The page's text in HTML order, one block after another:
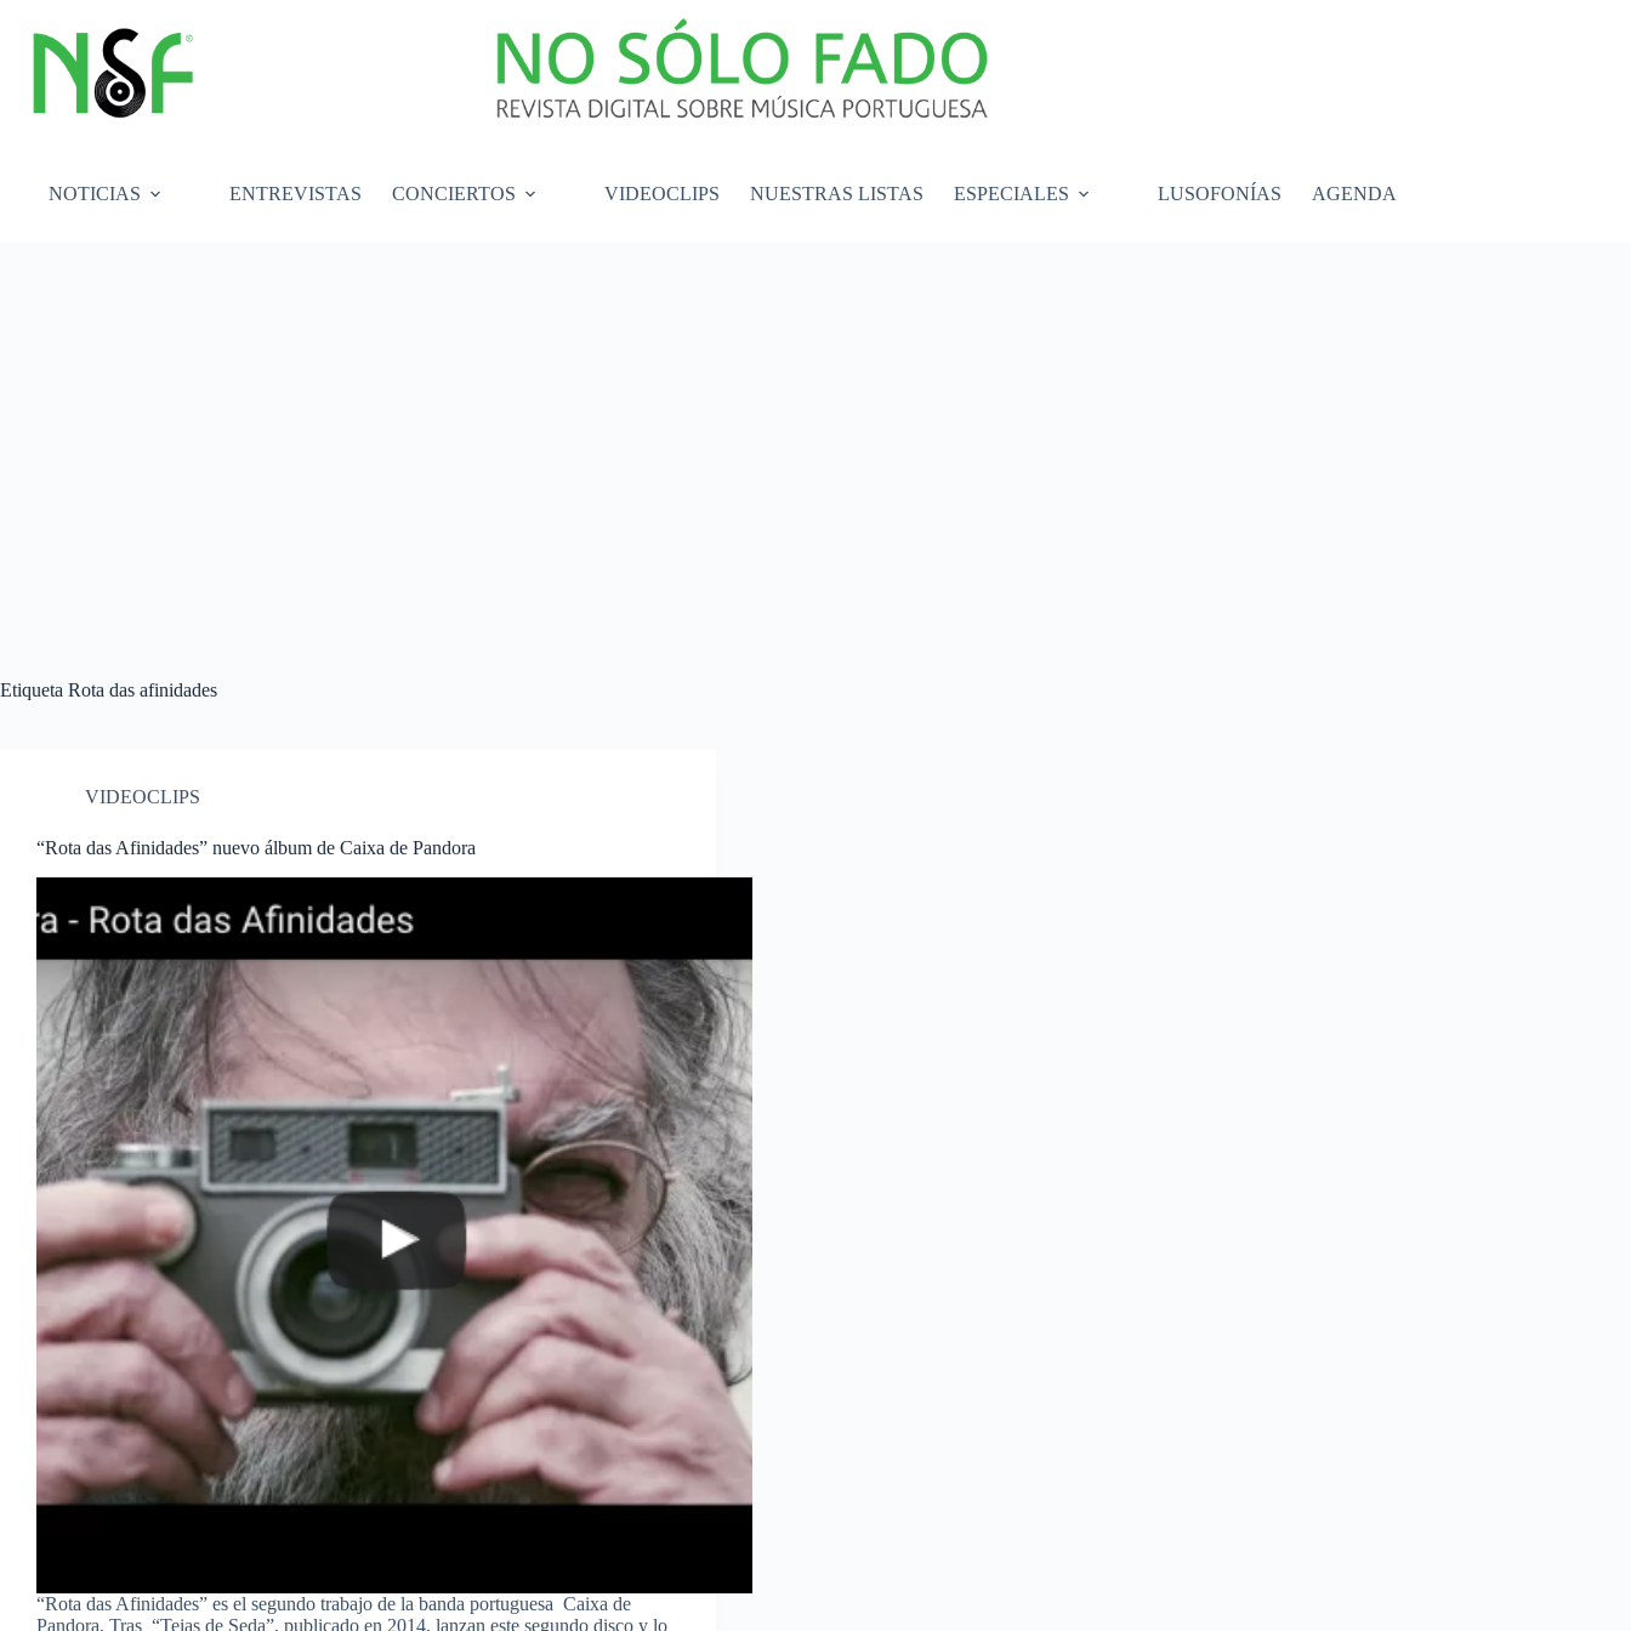
contenido
NOTICIAS ENTREVISTAS CONCIERTOS VIDEOCLIPS NUESTRAS LISTAS ESPECIALES LUSOFONÍAS AGENDA
Etiqueta Rota das afinidades
VIDEOCLIPS
“Rota das Afinidades” nuevo álbum de Caixa de Pandora
“Rota das Afinidades” es el segundo trabajo de la banda portuguesa Caixa de
Pandora. Tras “Teias de Seda”, publicado en 2014, lanzan este segundo disco y lo